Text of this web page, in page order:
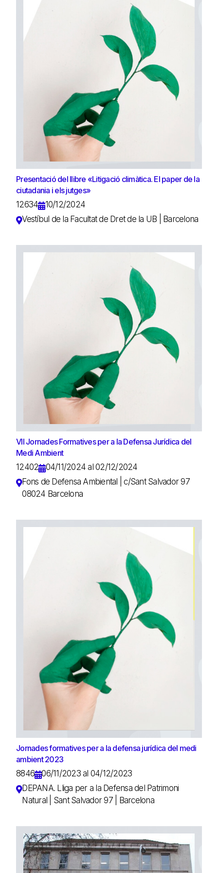
Presentació del llibre «Litigació climàtica. El paper de la
ciutadania i els jutges»
12634
10/12/2024
Vestíbul de la Facultat de Dret de la UB | Barcelona
VII Jornades Formatives per a la Defensa Jurídica del
Medi Ambient
12402
04/11/2024 al 02/12/2024
Fons de Defensa Ambiental | c/Sant Salvador 97
08024 Barcelona
Jornades formatives per a la defensa jurídica del medi
ambient 2023
8846
06/11/2023 al 04/12/2023
DEPANA. Lliga per a la Defensa del Patrimoni
Natural | Sant Salvador 97 | Barcelona